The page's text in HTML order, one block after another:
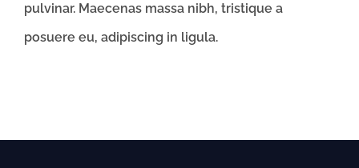
pulvinar. Maecenas massa nibh, tristique a
posuere eu, adipiscing in ligula.